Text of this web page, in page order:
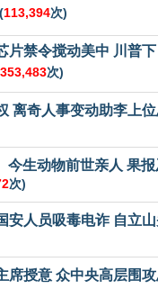
(113,394次)
片禁令搅动美中 川普下
353,483次)
离奇人事变动助李上
今生动物前世亲人 果
次)
安人员吸毒电诈 自立
席授意 众中央高层围